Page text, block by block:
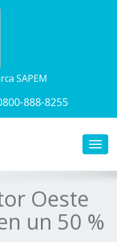
SAPEM
888-8255
Oeste
un 50 %